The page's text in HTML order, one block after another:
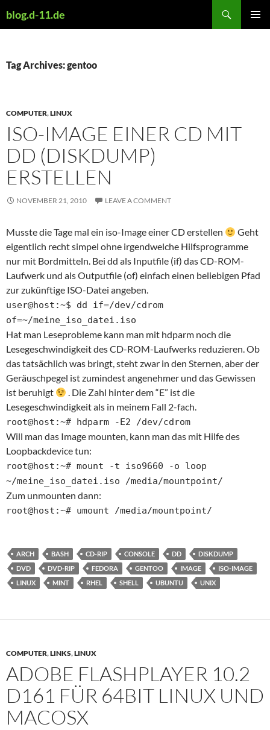
toblog.d-11.de
Tag Archives: gentoo
COMPUTER,LINUX
ISO-IMAGE EINER CD MIT
DD (DISKDUMP)
ERSTELLEN
NOVEMBER 21, 2010 LEAVE A COMMENT
Musste die Tage mal ein iso-Image einer CD erstellen
Geht
eigentlich recht simpel ohne irgendwelche Hilfsprogramme
nur mit Bordmitteln. Bei dd als Inputfile (if) das CD-ROM-
Laufwerk und als Outputfile (of) einfach einen beliebigen Pfad
zur zukünftige ISO-Datei angeben.
user@host:~$ dd if=/dev/cdrom
of=~/meine_iso_datei.iso
Hat man Leseprobleme kann man mit hdparm noch die
Lesegeschwindigkeit des CD-ROM-Laufwerks reduzieren. Ob
das tatsächlich was bringt, steht zwar in den Sternen, aber der
Geräuschpegel ist zumindest angenehmer und das Gewissen
ist beruhigt
. Die Zahl hinter dem “E” ist die
Lesegeschwindigkeit als in meinem Fall 2-fach.
root@host:~# hdparm -E2 /dev/cdrom
Will man das Image mounten, kann man das mit Hilfe des
Loopbackdevice tun:
root@host:~# mount -t iso9660 -o loop
~/meine_iso_datei.iso /media/mountpoint/
Zum unmounten dann:
root@host:~# umount /media/mountpoint/
ARCH BASH CD-RIP CONSOLE DD
DISKDUMP
DVD
DVD-RIP FEDORA GENTOO IMAGE
ISO-IMAGE
LINUX
MINT RHEL SHELL UBUNTU UNIX
COMPUTER,LINKS,LINUX
ADOBE FLASHPLAYER 10.2
D161 FÜR 64BIT LINUX UND
MACOSX